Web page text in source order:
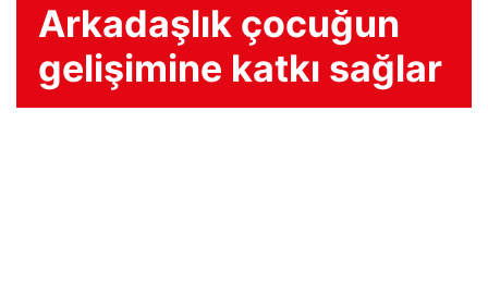
Arkadaşlık çocuğun
gelişimine katkı sağlar